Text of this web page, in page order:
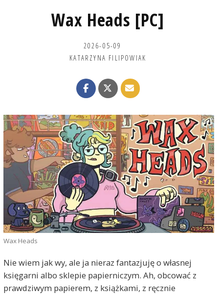
Wax Heads [PC]
2026-05-09
KATARZYNA FILIPOWIAK
Wax Heads
Nie wiem jak wy, ale ja nieraz fantazjuję o własnej
księgarni albo sklepie papierniczym. Ah, obcować z
prawdziwym papierem, z książkami, z ręcznie